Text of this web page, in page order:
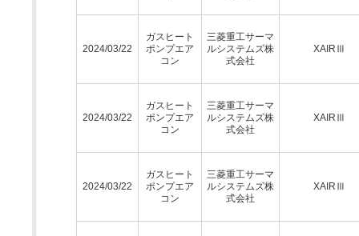
2024/03/22
ガスヒート
ポンプエア
コン
三菱重工サーマ
ルシステムズ株
式会社
XAIRⅢ
2024/03/22
ガスヒート
ポンプエア
コン
三菱重工サーマ
ルシステムズ株
式会社
XAIRⅢ
2024/03/22
ガスヒート
ポンプエア
コン
三菱重工サーマ
ルシステムズ株
式会社
XAIRⅢ